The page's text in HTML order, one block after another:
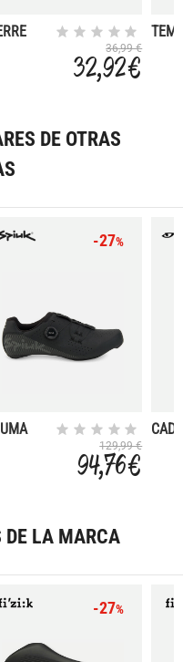
36,99 €
32,92 €
DE OTRAS
-27%
129,99 €
94,76 €
DE LA MARCA
-27%